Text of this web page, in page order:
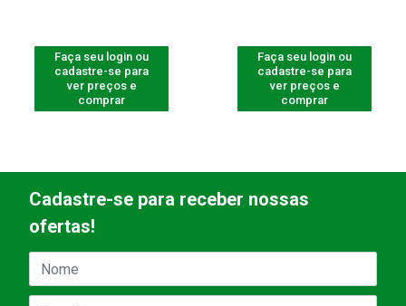
Faça seu login ou
cadastre-se para
ver preços e
comprar
Faça seu login ou
cadastre-se para
ver preços e
comprar
Cadastre-se para receber nossas
ofertas!